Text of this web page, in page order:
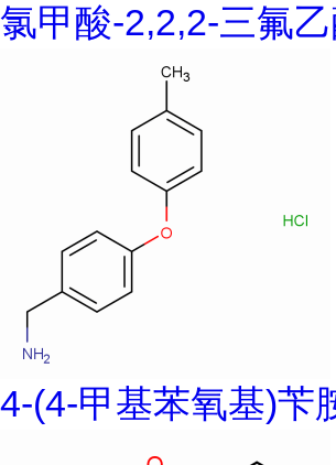
氯甲酸-2,2,2-三氟
4-(4-甲基苯氧基)苄